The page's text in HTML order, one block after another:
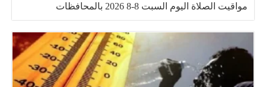
مواقيت الصلاة اليوم السبت 8-8 2026 بالمحافظات